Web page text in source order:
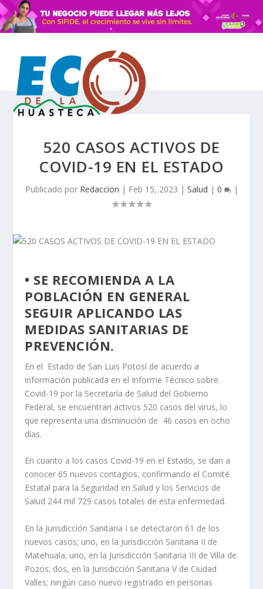
520 CASOS ACTIVOS DE
COVID-19 EN EL ESTADO
Publicado por Redaccion | Feb 15, 2023 | Salud | 0 |
• SE RECOMIENDA A LA
POBLACIÓN EN GENERAL
SEGUIR APLICANDO LAS
MEDIDAS SANITARIAS DE
PREVENCIÓN.
En el Estado de San Luis Potosí de acuerdo a
información publicada en el Informe Técnico sobre
Covid-19 por la Secretaría de Salud del Gobierno
Federal, se encuentran activos 520 casos del virus, lo
que representa una disminución de 46 casos en ocho
días.
En cuanto a los casos Covid-19 en el Estado, se dan a
conocer 65 nuevos contagios, confirmando el Comité
Estatal para la Seguridad en Salud y los Servicios de
Salud 244 mil 729 casos totales de esta enfermedad.
En la Jurisdicción Sanitaria I se detectaron 61 de los
nuevos casos; uno, en la Jurisdicción Sanitaria II de
Matehuala; uno, en la Jurisdicción Sanitaria III de Villa de
Pozos; dos, en la Jurisdicción Sanitaria V de Ciudad
Valles; ningún caso nuevo registrado en personas